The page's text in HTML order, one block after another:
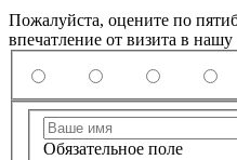
Пожалуйста, оцените по
впечатление от визита в
Обязательное поле